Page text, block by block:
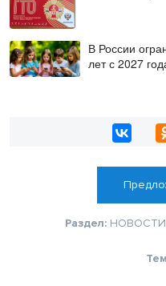
В России
лет с 2027
Раздел: